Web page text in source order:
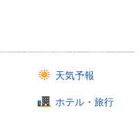
天気予報
ホテル・旅行